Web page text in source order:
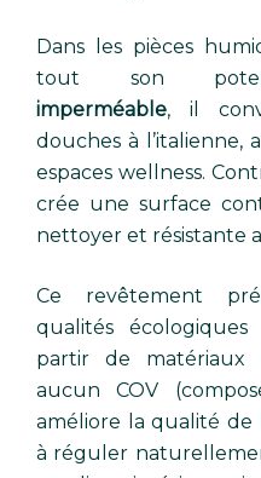
Dans les pièces
tout son
imperméable, il
douches à l’italienne,
espaces wellness.
crée une surface
nettoyer et résistante
Ce revêtement
qualités écologiques
partir de matériaux
aucun COV
améliore la qualité de
à réguler